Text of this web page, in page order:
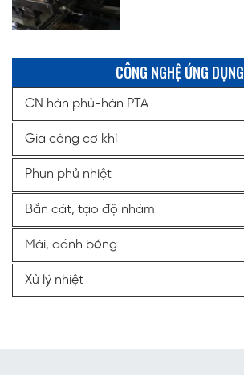
CÔNG NGHỆ ỨNG DỤNG
CN hàn phủ-hàn PTA
Gia công cơ khí
Phun phủ nhiệt
Bắn cát, tạo độ nhám
Mài, đánh bóng
Xử lý nhiệt